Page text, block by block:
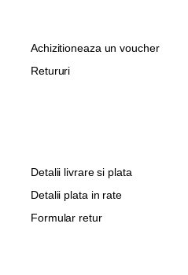
Achizitioneaza un voucher
Retururi
Detalii livrare si plata
Detalii plata in rate
Formular retur